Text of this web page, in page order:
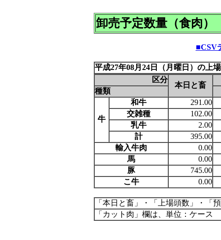
卸売予定数量（食肉）
■CSV
平成27年08月24日（月曜日）の上
区分
本日と畜
種類
牛
和牛
291.00
交雑種
102.00
乳牛
2.00
計
395.00
輸入牛肉
0.00
馬
0.00
豚
745.00
こ牛
0.00
「本日と畜」・「上場頭数」・「
「カット肉」欄は、単位：ケース